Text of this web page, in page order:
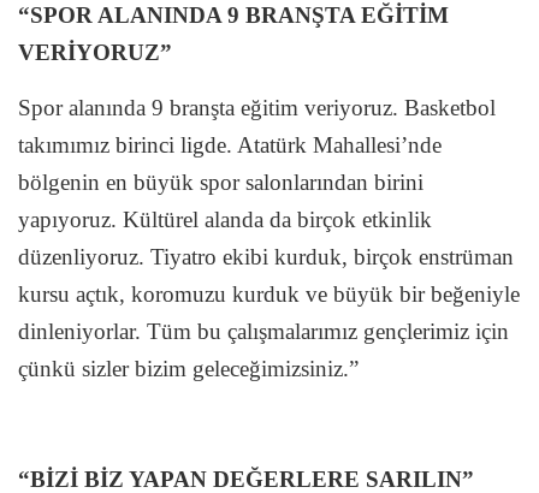
“SPOR ALANINDA 9 BRANŞTA EĞİTİM
VERİYORUZ”
Spor alanında 9 branşta eğitim veriyoruz. Basketbol
takımımız birinci ligde. Atatürk Mahallesi’nde
bölgenin en büyük spor salonlarından birini
yapıyoruz. Kültürel alanda da birçok etkinlik
düzenliyoruz. Tiyatro ekibi kurduk, birçok enstrüman
kursu açtık, koromuzu kurduk ve büyük bir beğeniyle
dinleniyorlar. Tüm bu çalışmalarımız gençlerimiz için
çünkü sizler bizim geleceğimizsiniz.”
“BİZİ BİZ YAPAN DEĞERLERE SARILIN”